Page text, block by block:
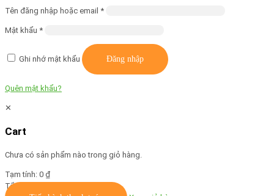
Tên đăng nhập hoặc email *Bắt
Mật khẩu *Bắt
Ghi nhớ mật khẩu
Đăng nhập
Quên mật khẩu?
✕
Cart
Chưa có sản phẩm nào trong giỏ hàng.
Tạm tính: 0 ₫
Tổng: